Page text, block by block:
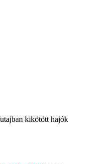
kikötött hajók